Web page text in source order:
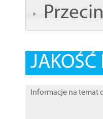
JAKOŚĆ
Informacje na temat